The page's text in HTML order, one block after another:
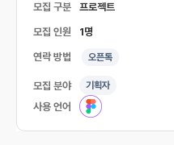
모집 구분 프로젝트
모집 인원 1명
연락 방법 오픈톡
모집 분야 기획자
사용 언어